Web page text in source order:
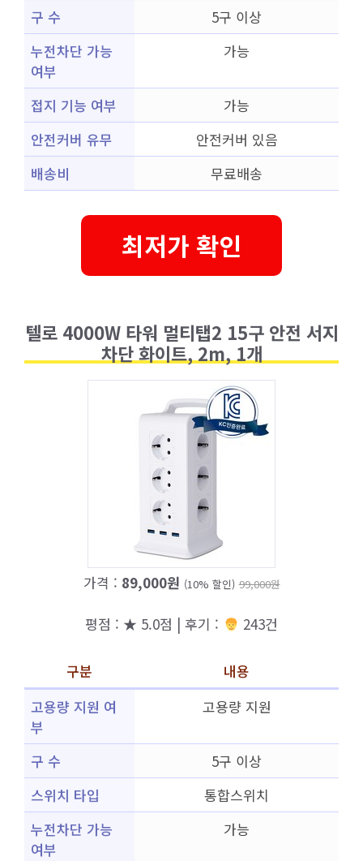
구 수
5구 이상
누전차단 가능
여부
가능
접지 기능 여부
가능
안전커버 유무
안전커버 있음
배송비
무료배송
최저가 확인
텔로 4000W 타워 멀티탭2 15구 안전 서지
차단 화이트, 2m, 1개
가격 : 89,000원 (10% 할인) 99,000원
평점 : ★ 5.0점 | 후기 : 243건
구분
내용
고용량 지원 여
부
고용량 지원
구 수
5구 이상
스위치 타입
통합스위치
누전차단 가능
여부
가능